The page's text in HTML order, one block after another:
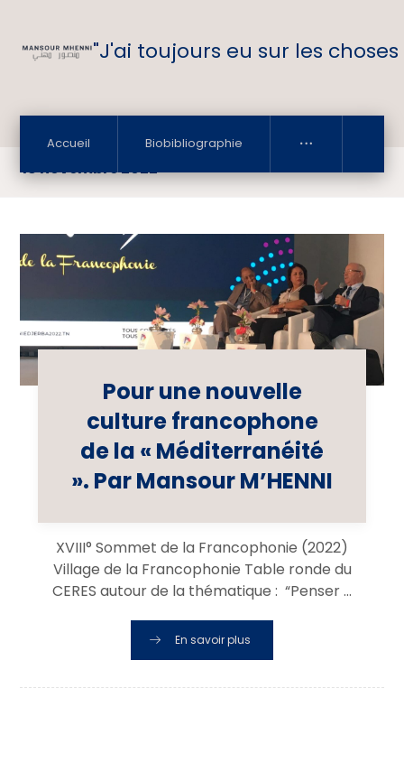
"J'ai toujours eu sur les
Accueil Biobibliographie
18 novembre 2022
Pour une nouvelle
culture francophone
de la « Méditerranéité
». Par Mansour M’HENNI
XVIII° Sommet de la Francophonie (2022)
Village de la Francophonie Table ronde du
CERES autour de la thématique : “Penser ...
En savoir plus